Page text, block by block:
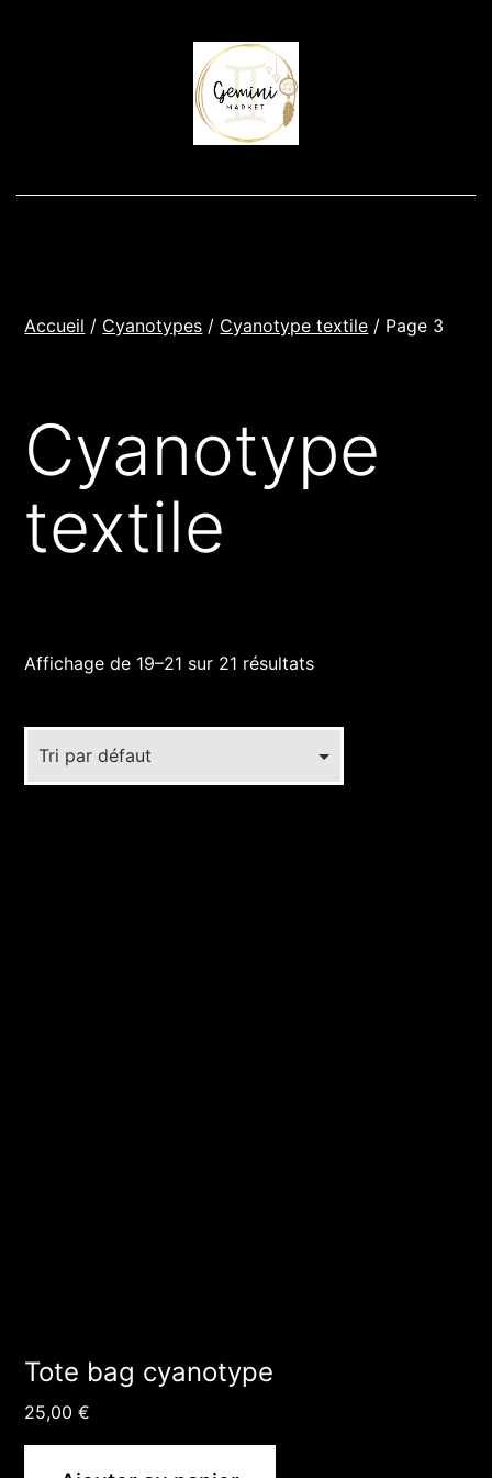
Accueil / Cyanotypes / Cyanotype textile / Page 3
Cyanotype
textile
Affichage de 19–21 sur 21 résultats
Tote bag cyanotype
25,00€